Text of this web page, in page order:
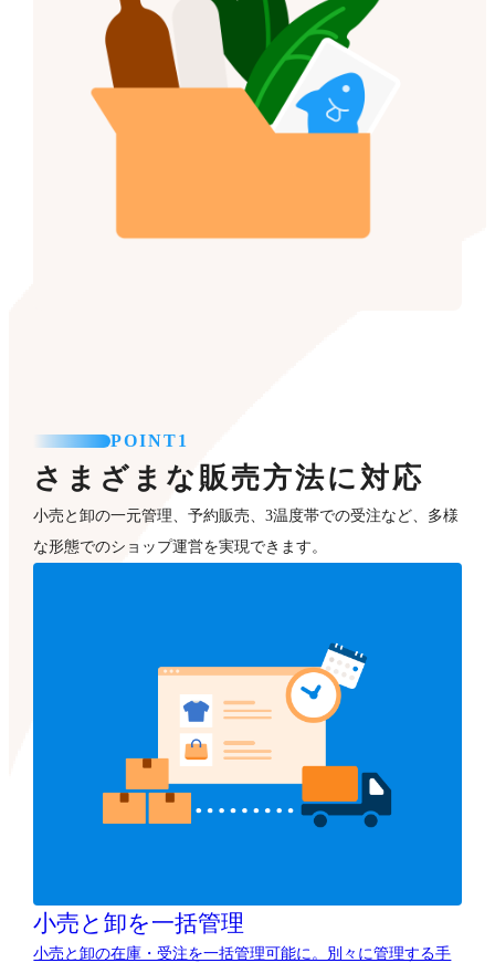
POINT1
さまざまな販売方法に対応
小売と卸の一元管理、予約販売、3温度帯での受注など、多様
な形態でのショップ運営を実現できます。
小売と卸を一括管理
小売と卸の在庫・受注を一括管理可能に。別々に管理する手